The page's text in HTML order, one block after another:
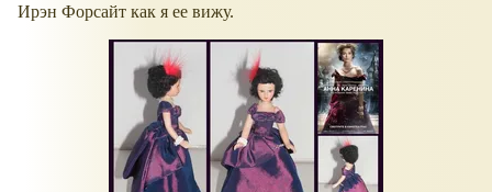
Ирэн Форсайт как я ее вижу.